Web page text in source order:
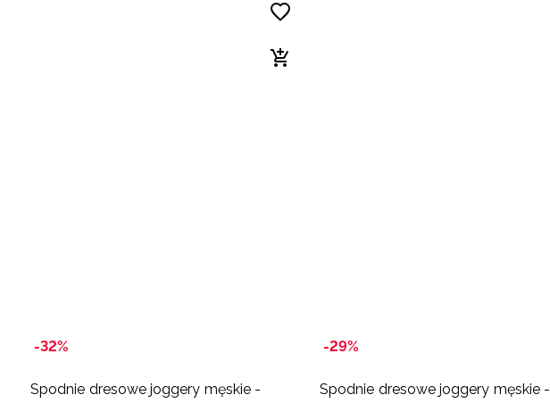
-32%
Spodnie dresowe joggery męskie -
-29%
Spodnie dresowe joggery męskie -